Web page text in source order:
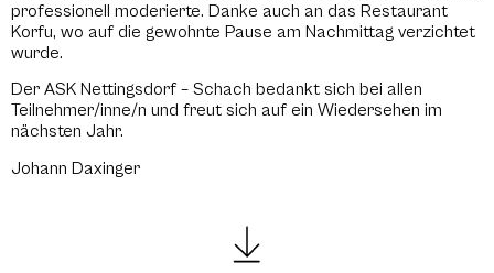
professionell moderierte. Danke auch an das Restaurant
Korfu, wo auf die gewohnte Pause am Nachmittag verzichtet
wurde.
Der ASK Nettingsdorf – Schach bedankt sich bei allen
Teilnehmer/inne/n und freut sich auf ein Wiedersehen im
nächsten Jahr.
Johann Daxinger